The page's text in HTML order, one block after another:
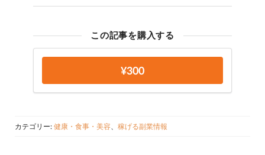
この記事を購入する
¥300
カテゴリー: 健康・食事・美容、 稼げる副業情報